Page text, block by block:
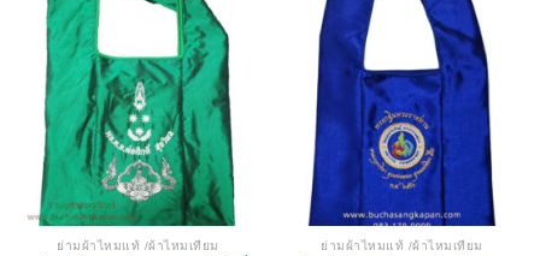
ย่ามผ้าไหมแท้ /ผ้าไหมเทียม ย่ามผ้าไหมแท้ /ผ้าไหมเทียม